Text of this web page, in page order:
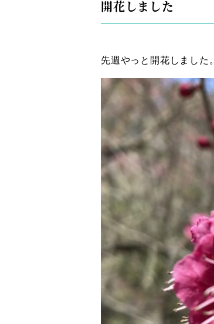
開花しました
先週やっと開花しました。